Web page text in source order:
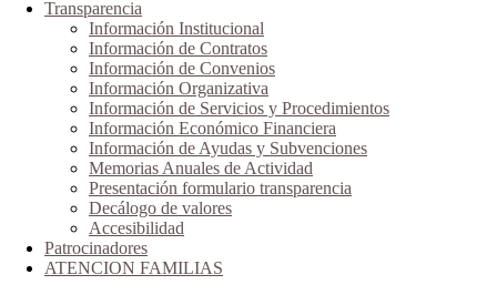
Transparencia
Información Institucional
Información de Contratos
Información de Convenios
Información Organizativa
Información de Servicios y Procedimientos
Información Económico Financiera
Información de Ayudas y Subvenciones
Memorias Anuales de Actividad
Presentación formulario transparencia
Decálogo de valores
Accesibilidad
Patrocinadores
ATENCION FAMILIAS